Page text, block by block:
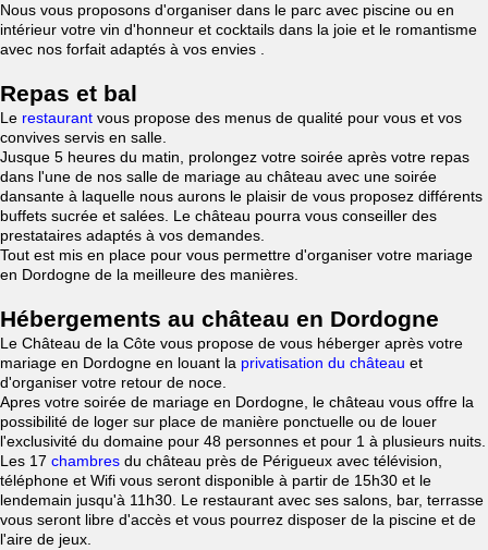
Nous vous proposons d'organiser dans le parc avec piscine ou en
intérieur votre vin d'honneur et cocktails dans la joie et le romantisme
avec nos forfait adaptés à vos envies .
Repas et bal
Le restaurant vous propose des menus de qualité pour vous et vos
convives servis en salle.
Jusque 5 heures du matin, prolongez votre soirée après votre repas
dans l'une de nos salle de mariage au château avec une soirée
dansante à laquelle nous aurons le plaisir de vous proposez différents
buffets sucrée et salées. Le château pourra vous conseiller des
prestataires adaptés à vos demandes.
Tout est mis en place pour vous permettre d'organiser votre mariage
en Dordogne de la meilleure des manières.
Hébergements au château en Dordogne
Le Château de la Côte vous propose de vous héberger après votre
mariage en Dordogne en louant la privatisation du château et
d'organiser votre retour de noce.
Apres votre soirée de mariage en Dordogne, le château vous offre la
possibilité de loger sur place de manière ponctuelle ou de louer
l'exclusivité du domaine pour 48 personnes et pour 1 à plusieurs nuits.
Les 17 chambres du château près de Périgueux avec télévision,
téléphone et Wifi vous seront disponible à partir de 15h30 et le
lendemain jusqu'à 11h30. Le restaurant avec ses salons, bar, terrasse
vous seront libre d'accès et vous pourrez disposer de la piscine et de
l'aire de jeux.